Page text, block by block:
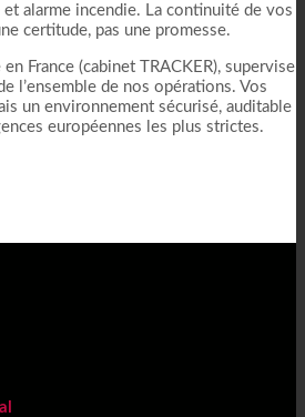
alarme incendie. La continuité de vos
certitude, pas une promesse.
France (cabinet TRACKER), supervise
l’ensemble de nos opérations. Vos
un environnement sécurisé, auditable
européennes les plus strictes.